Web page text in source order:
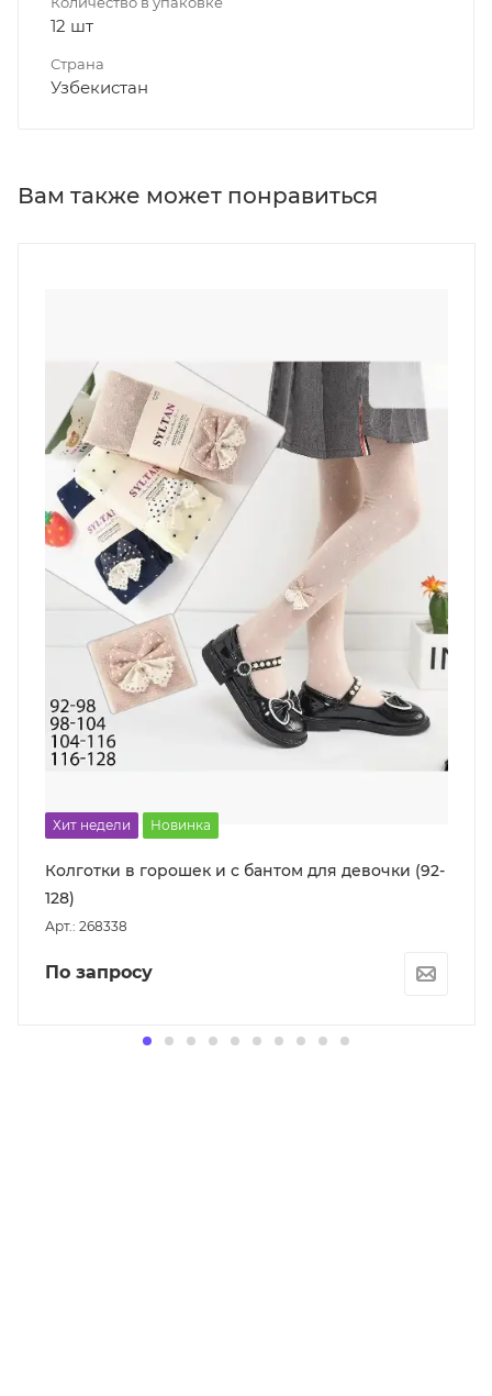
12 шт
Страна
Узбекистан
Вам также может понравиться
Хит недели Новинка
Колготки в горошек и с бантом для девочки (92-
128)
Арт.: 268338
По запросу